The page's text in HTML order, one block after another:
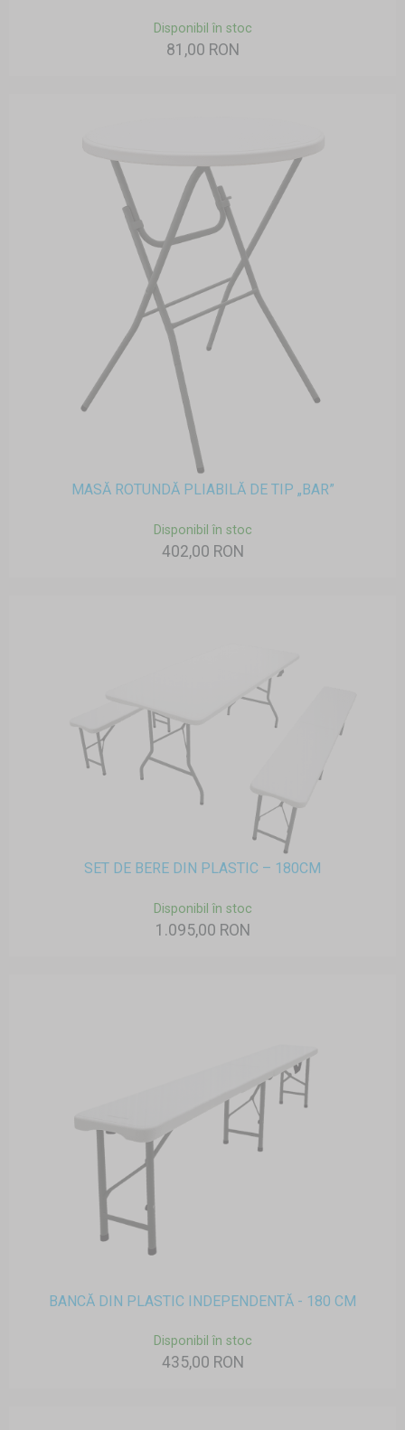
Disponibil în stoc
81,00 RON
MASĂ ROTUNDĂ PLIABILĂ DE TIP „BAR”
Disponibil în stoc
402,00 RON
SET DE BERE DIN PLASTIC – 180CM
Disponibil în stoc
1.095,00 RON
BANCĂ DIN PLASTIC INDEPENDENTĂ - 180 CM
Disponibil în stoc
435,00 RON